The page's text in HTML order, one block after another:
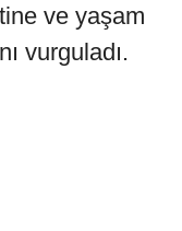
ve yaşam
vurguladı.